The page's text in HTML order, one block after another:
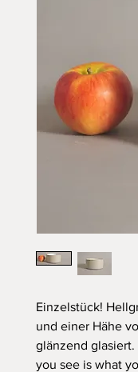
Einzelstück!
und einer Hähe
glänzend
you see is what